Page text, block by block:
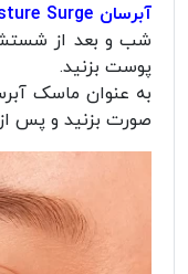
آبرسان Moisture Surge کلینیک
شب و بعد از
پوست بزنید.
به عنوان ماسک
صورت بزنید و پس از 5 دقیقه، با یک پد تمیز پاک نمایید.